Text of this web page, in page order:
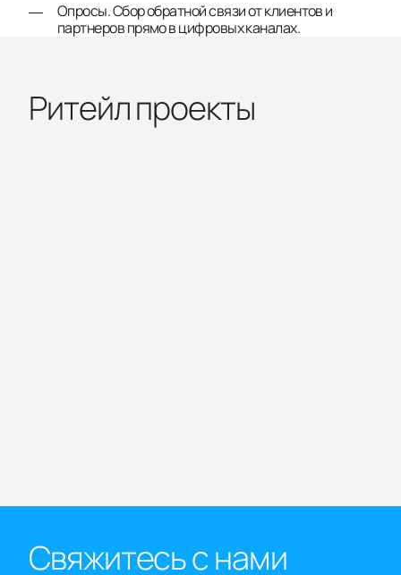
Опросы. Сбор обратной связи от клиентов и
партнеров прямо в цифровых каналах.
Ритейл проекты
Свяжитесь с нами